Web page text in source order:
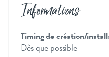
Informations
Timing de création/
Dès que possible